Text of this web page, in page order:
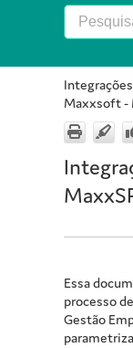
Maxxsoft -
Essa
processo
Gestão